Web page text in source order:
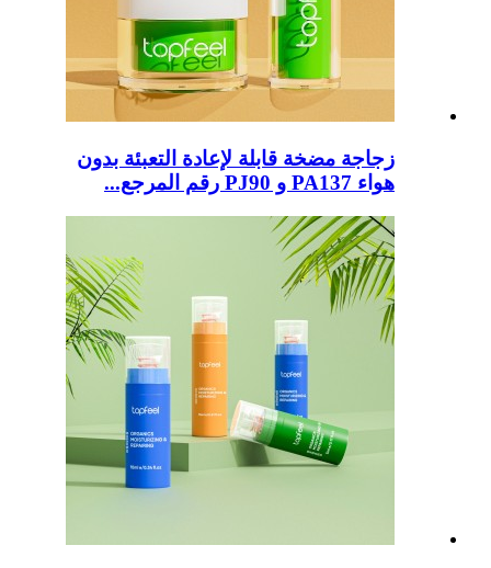
زجاجة مضخة قابلة لإعادة التعبئة بدون
هواء PA137 و PJ90 رقم المرجع...